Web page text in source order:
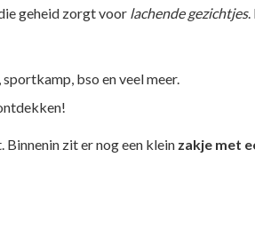
geheid zorgt voor lachende gezichtjes.
sportkamp, bso en veel meer.
zit er nog een klein zakje met